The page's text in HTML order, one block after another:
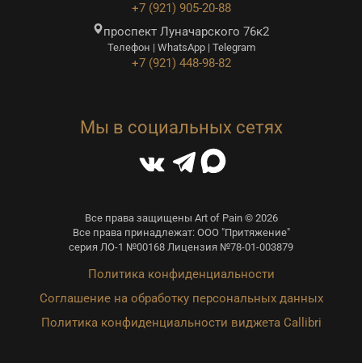
+7 (921) 905-20-88
проспект Луначарского 76к2
Телефон | WhatsApp | Telegram
+7 (921) 448-98-82
Мы в социальных сетях
Все права защищены Art of Pain © 2026
Все права принадлежат: ООО "Притяжение"
серия ЛО-1 №00168 Лицензия №78-01-003879
Политика конфиденциальности
Соглашение на обработку персональных данных
Политика конфиденциальности виджета Callibri